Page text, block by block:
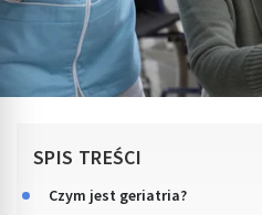
SPIS TREŚCI
Czym jest geriatria?